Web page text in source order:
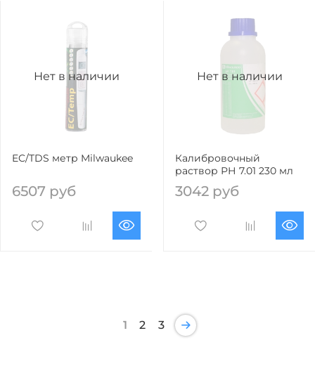
Нет в наличии
EC/TDS метр Milwaukee
6507 руб
Нет в наличии
Калибровочный
раствор РН 7.01 230 мл
3042 руб
1 2 3